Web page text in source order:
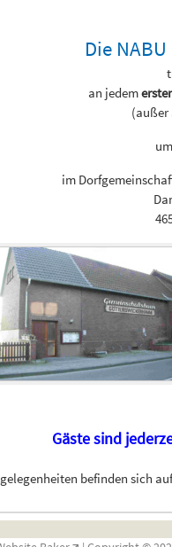
Die
an jedem
(außer
im
Gäste sind
befinden sich